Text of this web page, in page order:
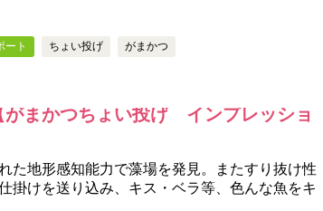
ート ちょい投げ がまかつ
がまかつちょい投げ インプレッショ
た地形感知能力で藻場を発見。またすり抜け性
掛けを送り込み、キス・ベラ等、色んな魚をキ